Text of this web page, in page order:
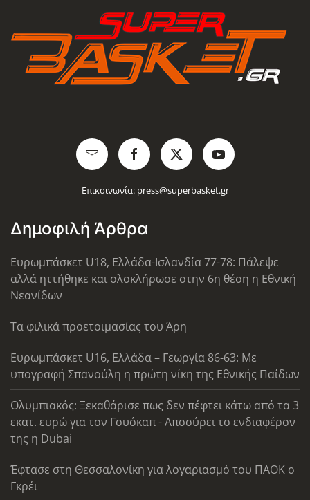
Επικοινωνία: press@superbasket.gr
Δημοφιλή Άρθρα
Ευρωμπάσκετ U18, Ελλάδα-Ισλανδία 77-78: Πάλεψε
αλλά ηττήθηκε και ολοκλήρωσε στην 6η θέση η Εθνική
Νεανίδων
Τα φιλικά προετοιμασίας του Άρη
Ευρωμπάσκετ U16, Ελλάδα – Γεωργία 86-63: Με
υπογραφή Σπανούλη η πρώτη νίκη της Εθνικής Παίδων
Ολυμπιακός: Ξεκαθάρισε πως δεν πέφτει κάτω από τα 3
εκατ. ευρώ για τον Γουόκαπ - Αποσύρει το ενδιαφέρον
της η Dubai
Έφτασε στη Θεσσαλονίκη για λογαριασμό του ΠΑΟΚ ο
Γκρέι